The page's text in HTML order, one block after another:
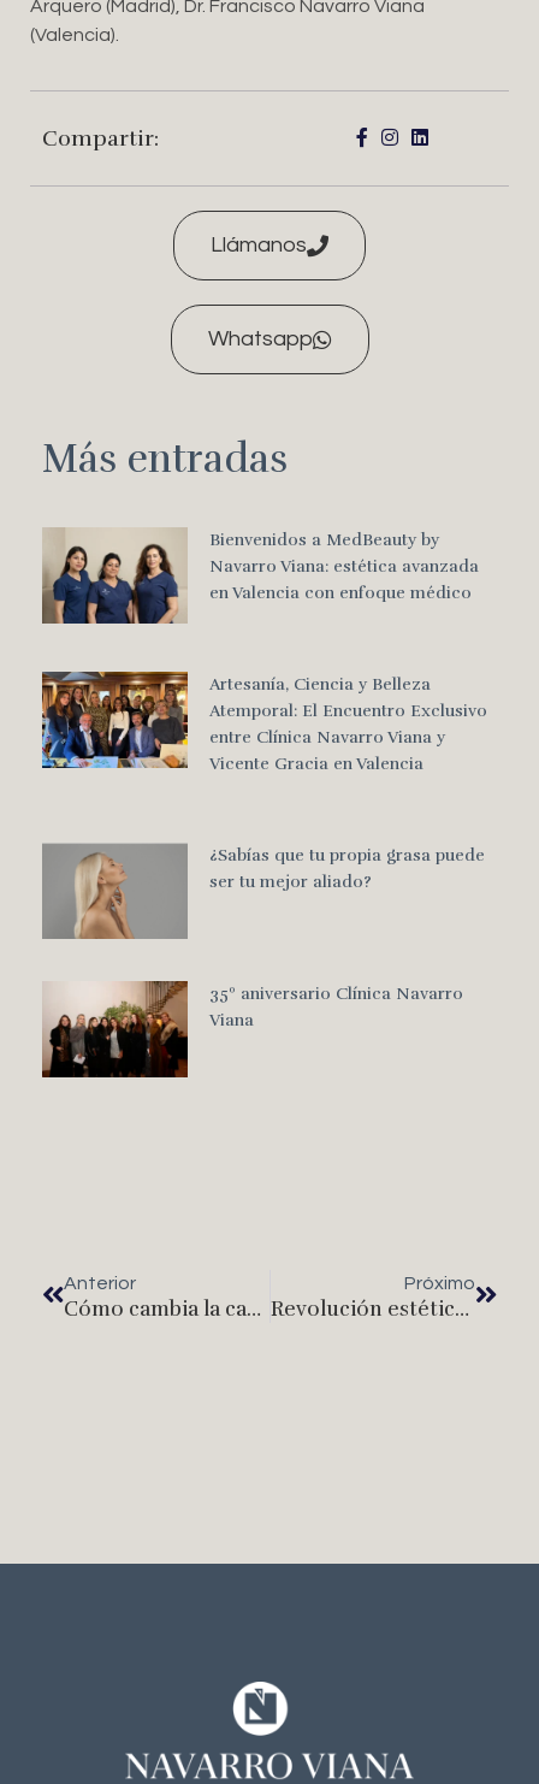
Arquero (Madrid), Dr. Francisco Navarro Viana
(Valencia).
Compartir:
Llámanos
Whatsapp
Más entradas
Bienvenidos a MedBeauty by
Navarro Viana: estética avanzada
en Valencia con enfoque médico
Artesanía, Ciencia y Belleza
Atemporal: El Encuentro Exclusivo
entre Clínica Navarro Viana y
Vicente Gracia en Valencia
¿Sabías que tu propia grasa puede
ser tu mejor aliado?
35º aniversario Clínica Navarro
Viana
Anterior
Cómo cambia la cara tras una cirugía de Rinoplastia
Próximo
Revolución estética con células madre contra el envejecimiento